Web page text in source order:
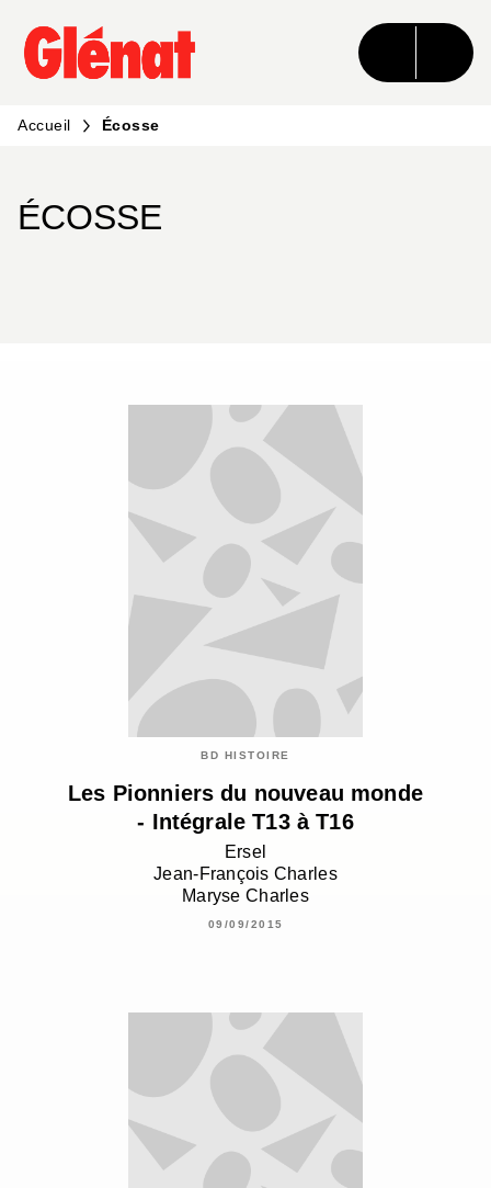
MENU RECHERCHE CONTENU
PIED DE PAGE
Accueil Écosse
ÉCOSSE
BD HISTOIRE
Les Pionniers du nouveau monde
- Intégrale T13 à T16
Ersel
Jean-François Charles
Maryse Charles
09/09/2015